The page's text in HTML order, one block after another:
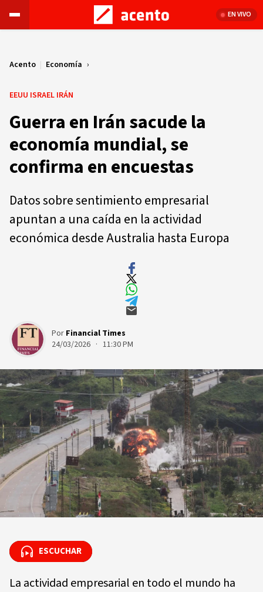
EN VIVO
Acento | Economía
EEUU ISRAEL IRÁN
Guerra en Irán sacude la
economía mundial, se
confirma en encuestas
Datos sobre sentimiento empresarial
apuntan a una caída en la actividad
económica desde Australia hasta Europa
Por Financial Times
24/03/2026 · 11:30 PM
ESCUCHAR
ESCUCHAR
La actividad empresarial en todo el mundo ha